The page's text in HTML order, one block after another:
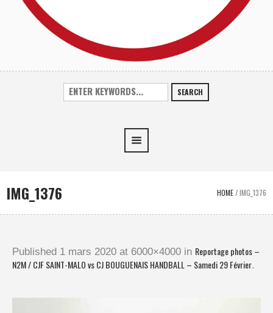
SEARCH
IMG_1376 HOME/IMG_1376
Published 1 mars 2020 at 6000×4000 in Reportage photos –
N2M / CJF SAINT-MALO vs CJ BOUGUENAIS HANDBALL – Samedi 29 Février.